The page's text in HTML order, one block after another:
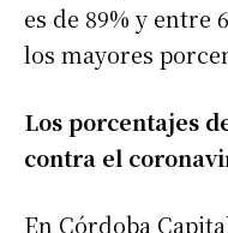
es de 89% y entre
los mayores
Los porcentajes
contra el
En Córdoba